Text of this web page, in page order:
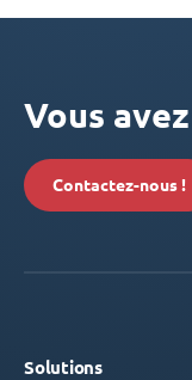
Vous
Contactez-nous !
Solutions